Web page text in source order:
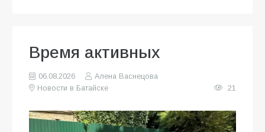
Время активных
06.08.2026
Алена Васнецова
Новости в Батайске
21